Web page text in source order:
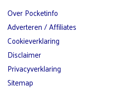
Over Pocketinfo
Adverteren / Affiliates
Cookieverklaring
Disclaimer
Privacyverklaring
Sitemap